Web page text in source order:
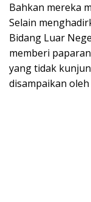
Bahkan mereka
Selain
Bidang Luar
memberi
yang tidak
disampaikan oleh